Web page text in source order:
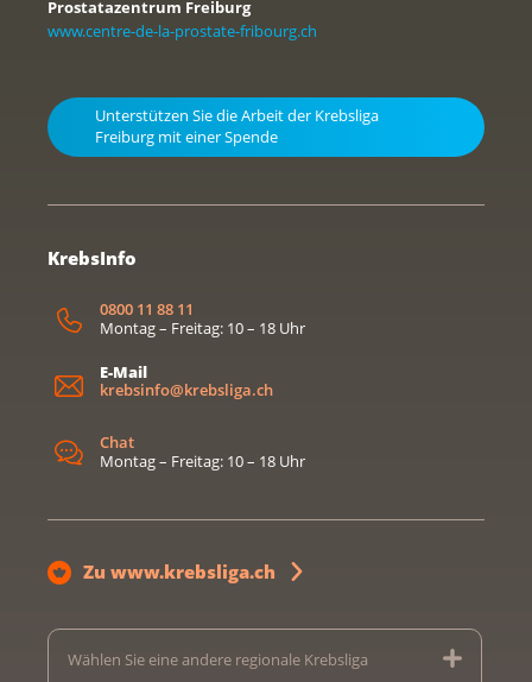
Prostatazentrum Freiburg
www.centre-de-la-prostate-fribourg.ch
Unterstützen Sie die Arbeit der Krebsliga
Freiburg mit einer Spende
KrebsInfo
0800 11 88 11
Montag – Freitag: 10 – 18 Uhr
E-Mail
krebsinfo@krebsliga.ch
Chat
Montag – Freitag: 10 – 18 Uhr
Zu www.krebsliga.ch
Wählen Sie eine andere regionale Krebsliga